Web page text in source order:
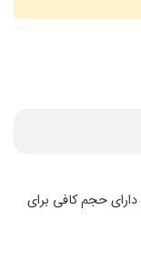
برای شما طراحی شده است . این کیف کمری دارای حجم کافی برای